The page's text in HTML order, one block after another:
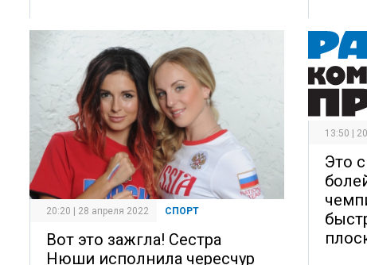
20:20 | 28 апреля 2022 СПОРТ
Вот это зажгла! Сестра
Нюши исполнила чересчур
13:50 |
Это